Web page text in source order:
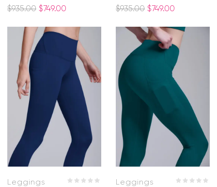
$935.00 $749.00 $935.00 $749.00
Leggings
Leggings